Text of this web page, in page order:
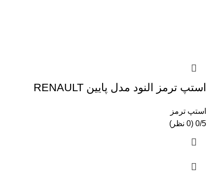
استپ ترمز النود مدل پایین RENAULT
استپ ترمز
0/5 (0 نظر)